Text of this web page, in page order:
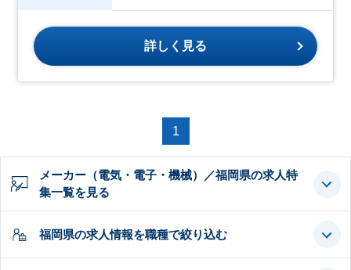
詳しく見る
1
メーカー（電気・電子・機械）／福岡県の求人特
集一覧を見る
福岡県の求人情報を職種で絞り込む